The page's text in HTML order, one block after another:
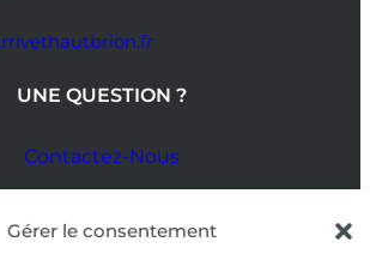
Gérer le consentement
UNE QUESTION ?
Contactez-Nous